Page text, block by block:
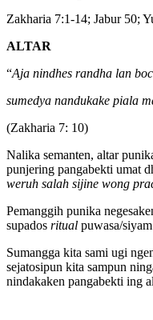
Zakharia 7:1-14; Jabur 50;
ALTAR
“Aja nindhes randha lan
sumedya nandukake piala
(Zakharia 7: 10)
Nalika semanten, altar
punjering pangabekti umat
weruh salah sijine wong
Pemanggih punika
supados ritual puwasa/
Sumangga kita sami ugi
sejatosipun kita sampun
nindakaken pangabekti ing